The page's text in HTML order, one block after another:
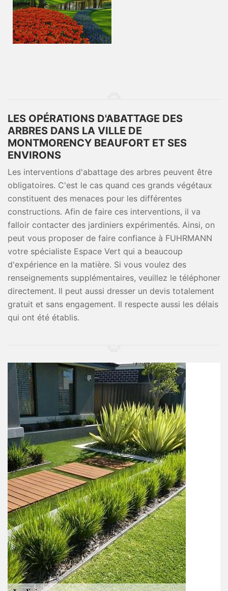
LES OPÉRATIONS D'ABATTAGE DES
ARBRES DANS LA VILLE DE
MONTMORENCY BEAUFORT ET SES
ENVIRONS
Les interventions d'abattage des arbres peuvent être
obligatoires. C'est le cas quand ces grands végétaux
constituent des menaces pour les différentes
constructions. Afin de faire ces interventions, il va
falloir contacter des jardiniers expérimentés. Ainsi, on
peut vous proposer de faire confiance à FUHRMANN
votre spécialiste Espace Vert qui a beaucoup
d'expérience en la matière. Si vous voulez des
renseignements supplémentaires, veuillez le téléphoner
directement. Il peut aussi dresser un devis totalement
gratuit et sans engagement. Il respecte aussi les délais
qui ont été établis.